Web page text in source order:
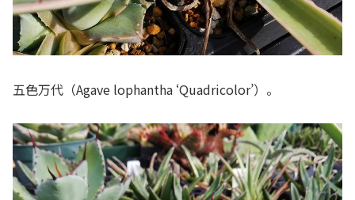
五色万代（Agave lophantha ‘Quadricolor’）。